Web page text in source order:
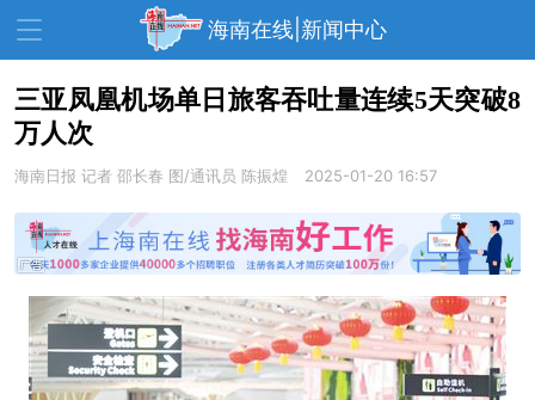
海南在线|新闻中心
资讯中心
教育 健康 房产
生活 演出 活动
展会 走读海南 周末去哪儿
三亚凤凰机场单日旅客吞吐量连续5天突破8
万人次
海南日报 记者 邵长春 图/通讯员 陈振煌 2025-01-20 16:57